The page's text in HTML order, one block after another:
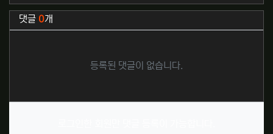
관련자료
댓글 0개
등록된 댓글이 없습니다.